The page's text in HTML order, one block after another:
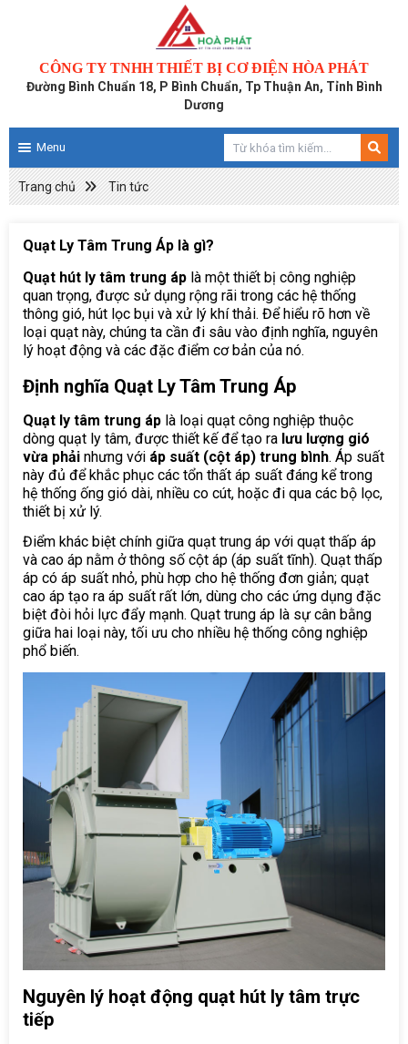
CÔNG TY TNHH THIẾT BỊ CƠ ĐIỆN HÒA PHÁT
Đường Bình Chuẩn 18, P Bình Chuẩn, Tp Thuận An, Tỉnh Bình
Dương
Menu
Trang chủ Tin tức
Quạt Ly Tâm Trung Áp là gì?
Quạt hút ly tâm trung áp là một thiết bị công nghiệp
quan trọng, được sử dụng rộng rãi trong các hệ thống
thông gió, hút lọc bụi và xử lý khí thải. Để hiểu rõ hơn về
loại quạt này, chúng ta cần đi sâu vào định nghĩa, nguyên
lý hoạt động và các đặc điểm cơ bản của nó.
Định nghĩa Quạt Ly Tâm Trung Áp
Quạt ly tâm trung áp là loại quạt công nghiệp thuộc
dòng quạt ly tâm, được thiết kế để tạo ra lưu lượng gió
vừa phải nhưng với áp suất (cột áp) trung bình. Áp suất
này đủ để khắc phục các tổn thất áp suất đáng kể trong
hệ thống ống gió dài, nhiều co cút, hoặc đi qua các bộ lọc,
thiết bị xử lý.
Điểm khác biệt chính giữa quạt trung áp với quạt thấp áp
và cao áp nằm ở thông số cột áp (áp suất tĩnh). Quạt thấp
áp có áp suất nhỏ, phù hợp cho hệ thống đơn giản; quạt
cao áp tạo ra áp suất rất lớn, dùng cho các ứng dụng đặc
biệt đòi hỏi lực đẩy mạnh. Quạt trung áp là sự cân bằng
giữa hai loại này, tối ưu cho nhiều hệ thống công nghiệp
phổ biến.
Nguyên lý hoạt động quạt hút ly tâm trực
tiếp